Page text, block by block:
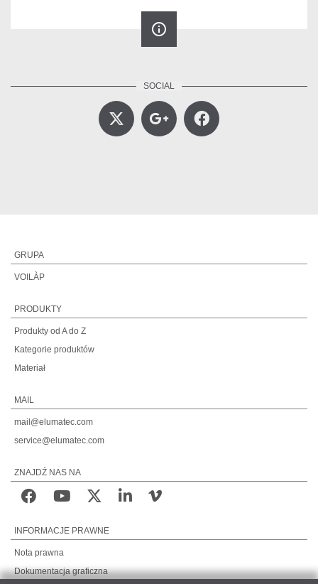
info_outline
GRUPA
VOILÀP
PRODUKTY
Produkty od A do Z
Kategorie produktów
Materiał
MAIL
mail@elumatec.com
service@elumatec.com
ZNAJDŹ NAS NA
INFORMACJE PRAWNE
Nota prawna
Dokumentacja graficzna